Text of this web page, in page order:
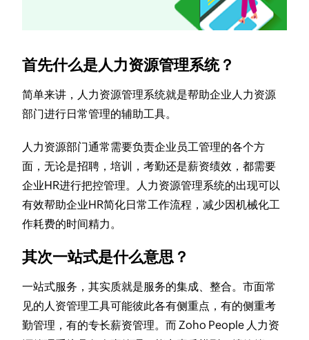
首先什么是人力资源管理系统？
简单来讲，人力资源管理系统就是帮助企业人力资源
部门进行日常管理的辅助工具。
人力资源部门通常需要负责企业员工管理的各个方
面，无论是招聘，培训，考勤还是薪资绩效，都需要
企业HR进行把控管理。人力资源管理系统的出现可以
有效帮助企业HR简化日常工作流程，减少因机械化工
作耗费的时间精力。
其次一站式是什么意思？
一站式服务，其实质就是服务的集成、整合。市面常
见的人资管理工具可能彼此各有侧重点，有的侧重考
勤管理，有的专长薪资管理。而 Zoho People 人力资